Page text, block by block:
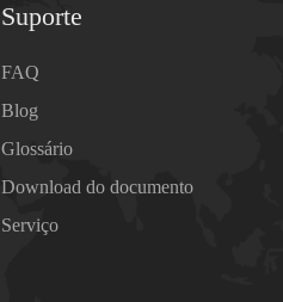
Suporte
FAQ
Blog
Glossário
Download do documento
Serviço